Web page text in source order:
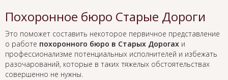
Похоронное бюро Старые Дороги
Это поможет составить некоторое первичное представление
о работе похоронного бюро в Старых Дорогах и
профессионализме потенциальных исполнителей и избежать
разочарований, которые в таких тяжелых обстоятельствах
совершенно не нужны.